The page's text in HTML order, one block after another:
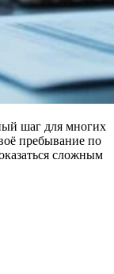
шаг для многих
пребывание по
сложным